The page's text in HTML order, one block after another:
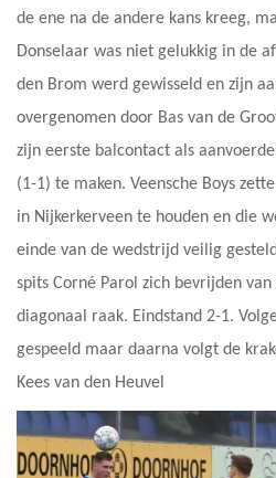
de ene na de andere kans kreeg,
Donselaar was niet gelukkig in de
den Brom werd gewisseld en zijn
overgenomen door Bas van de
zijn eerste balcontact als
(1-1) te maken. Veensche Boys
in Nijkerkerveen te houden en die
einde van de wedstrijd veilig
spits Corné Parol zich bevrijden
diagonaal raak. Eindstand 2-1.
gespeeld maar daarna volgt de
Kees van den Heuvel